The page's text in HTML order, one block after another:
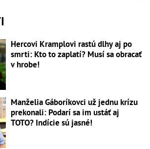
Hercovi Kramplovi rastú dlhy aj po
smrti: Kto to zaplatí? Musí sa obracať
v hrobe!
Manželia Gáboríkovci už jednu krízu
prekonali: Podarí sa im ustáť aj
TOTO? Indície sú jasné!